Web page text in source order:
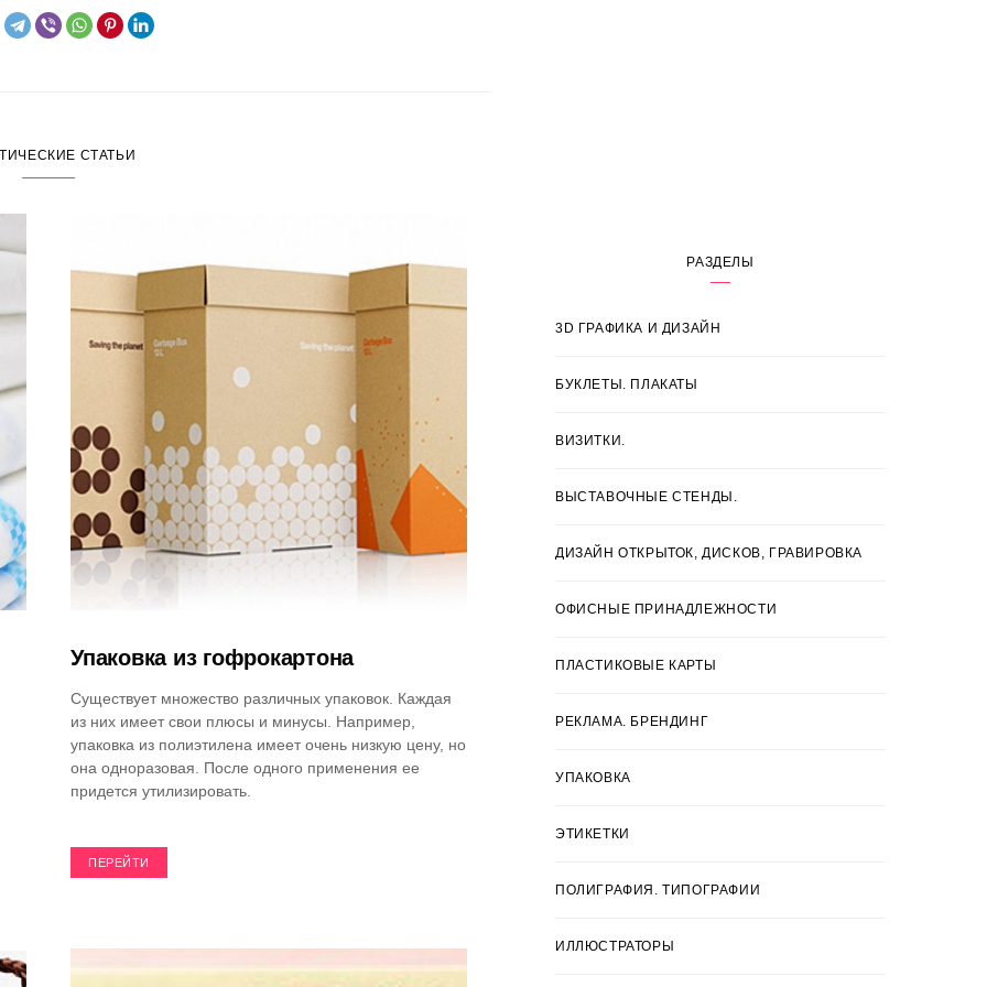
СТАТЬИ
Упаковка из гофрокартона
Существует множество различных упаковок. Каждая
из них имеет свои плюсы и минусы. Например,
упаковка из полиэтилена имеет очень низкую цену, но
она одноразовая. После одного применения ее
придется утилизировать.
ПЕРЕЙТИ
РАЗДЕЛЫ
3D ГРАФИКА И ДИЗАЙН
БУКЛЕТЫ. ПЛАКАТЫ
ВИЗИТКИ.
ВЫСТАВОЧНЫЕ СТЕНДЫ.
ДИЗАЙН ОТКРЫТОК, ДИСКОВ, ГРАВИРОВКА
ОФИСНЫЕ ПРИНАДЛЕЖНОСТИ
ПЛАСТИКОВЫЕ КАРТЫ
РЕКЛАМА. БРЕНДИНГ
УПАКОВКА
ЭТИКЕТКИ
ПОЛИГРАФИЯ. ТИПОГРАФИИ
ИЛЛЮСТРАТОРЫ